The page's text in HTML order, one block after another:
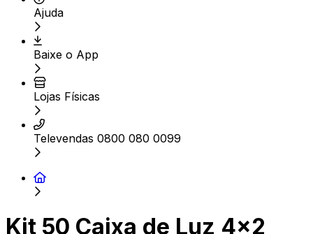
Ajuda
Baixe o App
Lojas Físicas
Televendas 0800 080 0099
Kit 50 Caixa de Luz 4x2